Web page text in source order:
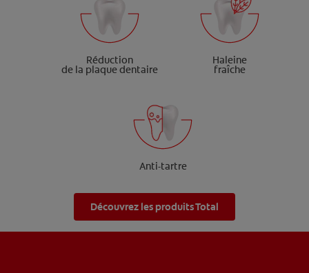
Réduction
de la plaque dentaire
Haleine
fraîche
Anti-tartre
Découvrez les produits Total